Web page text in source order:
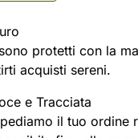
protetti con la
acquisti sereni.
e Tracciata
il tuo ordine